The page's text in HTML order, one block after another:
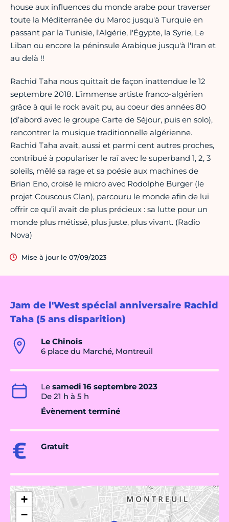
Jam de l'West spécial anniversaire Rachid
Taha (5 ans disparition)
Le Chinois
6 place du Marché, Montreuil
Le samedi 16 septembre 2023
De 21 h à 5 h
Évènement terminé
Gratuit
+
−
house aux influences du monde arabe pour traverser
toute la Méditerranée du Maroc jusqu'à Turquie en
passant par la Tunisie, l'Algérie, l'Égypte, la Syrie, Le
Liban ou encore la péninsule Arabique jusqu'à l'Iran et
au delà !!
Rachid Taha nous quittait de façon inattendue le 12
septembre 2018. L’immense artiste franco-algérien
grâce à qui le rock avait pu, au coeur des années 80
(d’abord avec le groupe Carte de Séjour, puis en solo),
rencontrer la musique traditionnelle algérienne.
Rachid Taha avait, aussi et parmi cent autres proches,
contribué à populariser le raï avec le superband 1, 2, 3
soleils, mêlé sa rage et sa poésie aux machines de
Brian Eno, croisé le micro avec Rodolphe Burger (le
projet Couscous Clan), parcouru le monde afin de lui
offrir ce qu’il avait de plus précieux : sa lutte pour un
monde plus métissé, plus juste, plus vivant. (Radio
Nova)
Mise à jour le 07/09/2023